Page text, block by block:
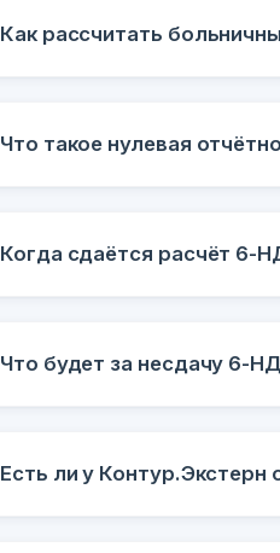
Как рассчитать
Что такое нулевая
Когда сдаётся расчёт 6-
Что будет за несдачу 6-
Есть ли у